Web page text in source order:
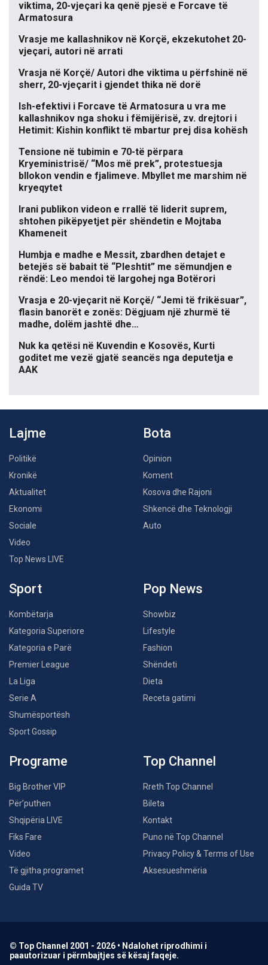
viktima, 20-vjeçari ka qenë pjesë e Forcave të
Armatosura
Vrasje me kallashnikov në Korçë, ekzekutohet 20-
vjeçari, autori në arrati
Vrasja në Korçë/ Autori dhe viktima u përfshinë në
sherr, 20-vjeçarit i gjendet thika në dorë
Ish-efektivi i Forcave të Armatosura u vra me
kallashnikov nga shoku i fëmijërisë, zv. drejtori i
Hetimit: Kishin konflikt të mbartur prej disa kohësh
Tensione në tubimin e 70-të përpara
Kryeministrisë/ “Mos më prek”, protestuesja
bllokon vendin e fjalimeve. Mbyllet me marshim në
kryeqytet
Irani publikon videon e rrallë të liderit suprem,
shtohen pikëpyetjet për shëndetin e Mojtaba
Khameneit
Humbja e madhe e Messit, zbardhen detajet e
betejës së babait të “Pleshtit” me sëmundjen e
rëndë: Leo mendoi të largohej nga Botërori
Vrasja e 20-vjeçarit në Korçë/ “Jemi të frikësuar”,
flasin banorët e zonës: Dëgjuam një zhurmë të
madhe, dolëm jashtë dhe…
Nuk ka qetësi në Kuvendin e Kosovës, Kurti
goditet me vezë gjatë seancës nga deputetja e
AAK
Lajme
Politikë
Kronikë
Aktualitet
Ekonomi
Sociale
Video
Top News LIVE
Bota
Opinion
Koment
Kosova dhe Rajoni
Shkencë dhe Teknologji
Auto
Sport
Kombëtarja
Kategoria Superiore
Kategoria e Parë
Premier League
La Liga
Serie A
Shumësportësh
Sport Gossip
Pop News
Showbiz
Lifestyle
Fashion
Shëndeti
Dieta
Receta gatimi
Programe
Big Brother VIP
Për’puthen
Shqipëria LIVE
Fiks Fare
Video
Të gjitha programet
Guida TV
Top Channel
Rreth Top Channel
Bileta
Kontakt
Puno në Top Channel
Privacy Policy & Terms of Use
Aksesueshmëria
© Top Channel 2001 - 2026 • Ndalohet riprodhimi i
paautorizuar i përmbajtjes së kësaj faqeje.